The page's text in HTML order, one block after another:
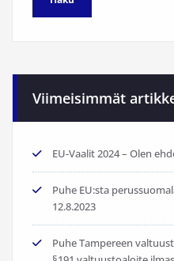
Viimeisimmät
EU-Vaalit 2024 – Olen
Puhe EU:sta
12.8.2023
Puhe Tampereen